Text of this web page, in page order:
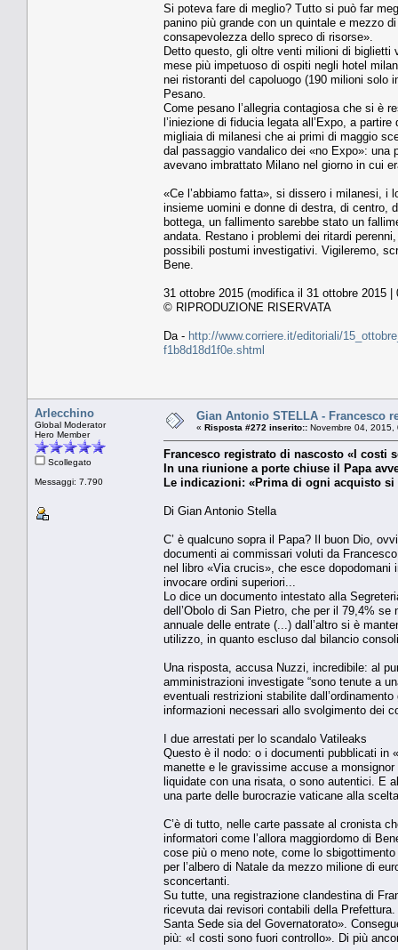
Si poteva fare di meglio? Tutto si può far
panino più grande con un quintale e mezzo
consapevolezza dello spreco di risorse».
Detto questo, gli oltre venti milioni di biglietti
mese più impetuoso di ospiti negli hotel
nei ristoranti del capoluogo (190 milioni solo
Pesano.
Come pesano l’allegria contagiosa che si è
l’iniezione di fiducia legata all’Expo, a
migliaia di milanesi che ai primi di maggio
dal passaggio vandalico dei «no Expo»:
avevano imbrattato Milano nel giorno in cui
«Ce l’abbiamo fatta», si dissero i milanesi,
insieme uomini e donne di destra, di centro,
bottega, un fallimento sarebbe stato un
andata. Restano i problemi dei ritardi
possibili postumi investigativi. Vigileremo,
Bene.
31 ottobre 2015 (modifica il 31 ottobre 2015 |
© RIPRODUZIONE RISERVATA
Da - http://www.corriere.it/editoriali/
f1b8d18d1f0e.shtml
Arlecchino
Global Moderator
Hero Member
Scollegato
Messaggi: 7.790
Gian Antonio STELLA - Francesco
« Risposta #272 inserito:: Novembre 04, 2015,
Francesco registrato di nascosto «I costi
In una riunione a porte chiuse il Papa
Le indicazioni: «Prima di ogni acquisto si
Di Gian Antonio Stella
C’ è qualcuno sopra il Papa? Il buon Dio,
documenti ai commissari voluti da
nel libro «Via crucis», che esce dopodomani
invocare ordini superiori...
Lo dice un documento intestato alla
dell’Obolo di San Pietro, che per il 79,4%
annuale delle entrate (...) dall’altro si è
utilizzo, in quanto escluso dal bilancio
Una risposta, accusa Nuzzi, incredibile: al
amministrazioni investigate “sono tenute a
eventuali restrizioni stabilite
informazioni necessari allo svolgimento dei
I due arrestati per lo scandalo Vatileaks
Questo è il nodo: o i documenti pubblicati in
manette e le gravissime accuse a
liquidate con una risata, o sono autentici. E
una parte delle burocrazie vaticane alla
C’è di tutto, nelle carte passate al cronista
informatori come l’allora maggiordomo di
cose più o meno note, come lo
per l’albero di Natale da mezzo milione di
sconcertanti.
Su tutte, una registrazione clandestina di
ricevuta dai revisori contabili della
Santa Sede sia del Governatorato».
più: «I costi sono fuori controllo». Di più